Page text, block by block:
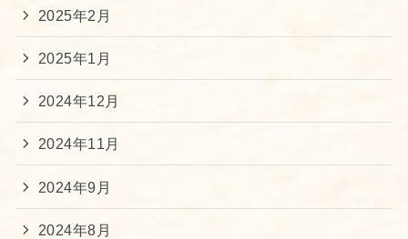
2025年2月
2025年1月
2024年12月
2024年11月
2024年9月
2024年8月